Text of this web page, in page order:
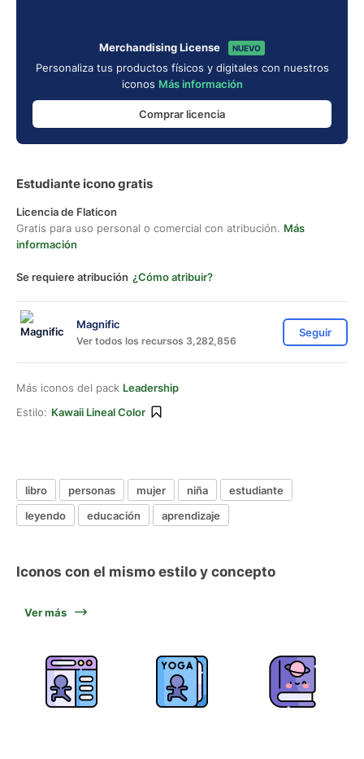
Merchandising License NUEVO
Personaliza tus productos físicos y digitales con nuestros
iconos Más información
Comprar licencia
Estudiante icono gratis
Licencia de Flaticon
Gratis para uso personal o comercial con atribución. Más
información
Se requiere atribución ¿Cómo atribuir?
Magnific
Ver todos los recursos 3,282,856
Seguir
Más iconos del pack Leadership
Estilo: Kawaii Lineal Color
libro personas mujer niña
estudiante
leyendo
educación aprendizaje
Iconos con el mismo estilo y concepto
Ver más